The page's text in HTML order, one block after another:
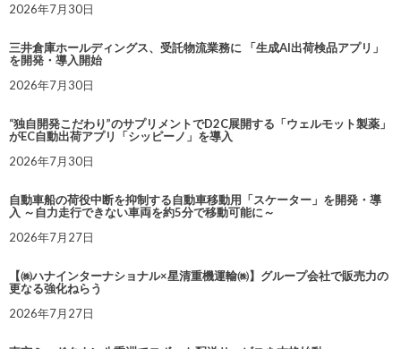
2026年7月30日
三井倉庫ホールディングス、受託物流業務に 「生成AI出荷検品アプリ」
を開発・導入開始
2026年7月30日
“独自開発こだわり”のサプリメントでD2C展開する「ウェルモット製薬」
がEC自動出荷アプリ「シッピーノ」を導入
2026年7月30日
自動車船の荷役中断を抑制する自動車移動用「スケーター」を開発・導
入 ～自力走行できない車両を約5分で移動可能に～
2026年7月27日
【㈱ハナインターナショナル×星清重機運輸㈱】グループ会社で販売力の
更なる強化ねらう
2026年7月27日